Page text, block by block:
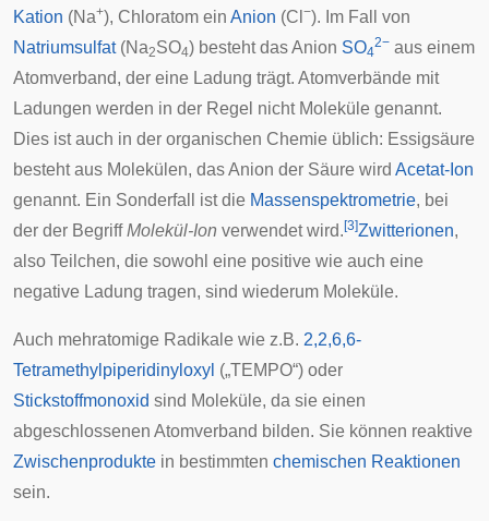
Kation (Na+), Chloratom ein Anion (Cl −). Im Fall von
Natriumsulfat(Na2SO4) besteht das Anion SO4
2− aus einem
Atomverband, der eine Ladung trägt. Atomverbände mit
Ladungen werden in der Regel nicht Moleküle genannt.
Dies ist auch in der organischen Chemie üblich: Essigsäure
besteht aus Molekülen, das Anion der Säure wird Acetat-Ion
genannt. Ein Sonderfall ist die Massenspektrometrie, bei
der der BegriffMolekül-Ion verwendet wird. [3]Zwitterionen,
also Teilchen, die sowohl eine positive wie auch eine
negative Ladung tragen, sind wiederum Moleküle.
Auch mehratomige Radikale wie z.B. 2,2,6,6-
Tetramethylpiperidinyloxyl („TEMPO“) oder
Stickstoffmonoxid sind Moleküle, da sie einen
abgeschlossenen Atomverband bilden. Sie können reaktive
Zwischenprodukte in bestimmten chemischen Reaktionen
sein.